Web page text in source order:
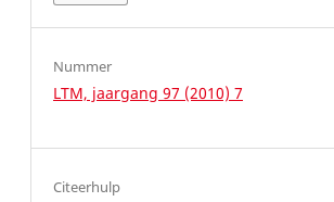
Nummer
LTM, jaargang 97 (2010) 7
Citeerhulp